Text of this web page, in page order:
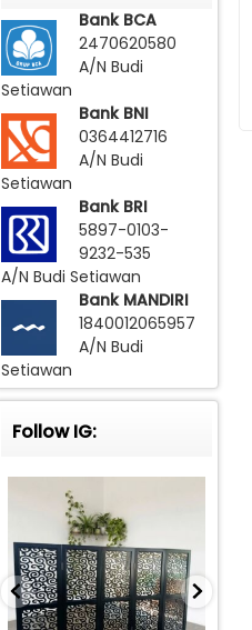
Bank BCA
2470620580
A/N Budi
Setiawan
Bank BNI
0364412716
A/N Budi
Setiawan
Bank BRI
5897-0103-
9232-535
A/N Budi Setiawan
Bank MANDIRI
1840012065957
A/N Budi
Setiawan
Follow IG: